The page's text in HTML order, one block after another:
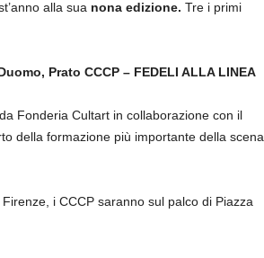
alla sua nona edizione. Tre i primi
Prato CCCP – FEDELI ALLA LINEA
Fonderia Cultart in collaborazione con il
della formazione più importante della scena
i CCCP saranno sul palco di Piazza